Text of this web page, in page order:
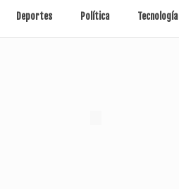
Deportes Política Tecnología